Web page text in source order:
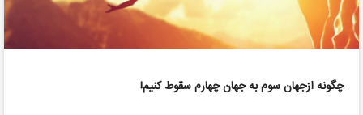
چگونه ازجهان سوم به جهان چهارم سقوط کنیم!